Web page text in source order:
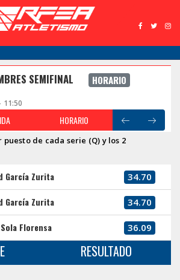
SEMIFINAL
HORARIO
11:50
HORARIO
de cada serie (Q) y los 2
García Zurita 34.70
García Zurita 34.70
Florensa 36.09
RESULTADO